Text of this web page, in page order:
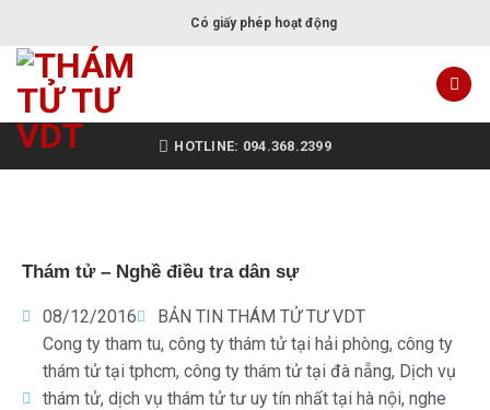
Có giấy phép hoạt động
HOTLINE: 094.368.2399
Thám tử – Nghề điều tra dân sự
08/12/2016
BẢN TIN THÁM TỬ TƯ VDT
Cong ty tham tu, công ty thám tử tại hải phòng, công ty
thám tử tại tphcm, công ty thám tử tại đà nẵng, Dịch vụ
thám tử, dịch vụ thám tử tư uy tín nhất tại hà nội, nghe